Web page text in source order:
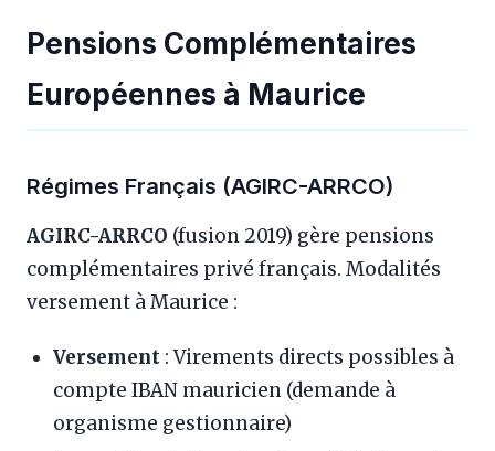
Pensions Complémentaires
Européennes à Maurice
Régimes Français (AGIRC-ARRCO)
AGIRC-ARRCO (fusion 2019) gère pensions
complémentaires privé français. Modalités
versement à Maurice :
Versement : Virements directs possibles à
compte IBAN mauricien (demande à
organisme gestionnaire)